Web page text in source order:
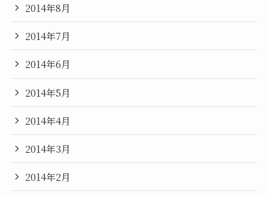
2014年8月
2014年7月
2014年6月
2014年5月
2014年4月
2014年3月
2014年2月